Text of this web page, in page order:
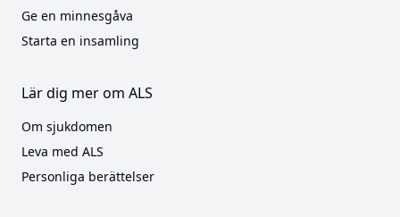
Ge en minnesgåva
Starta en insamling
Lär dig mer om ALS
Om sjukdomen
Leva med ALS
Personliga berättelser